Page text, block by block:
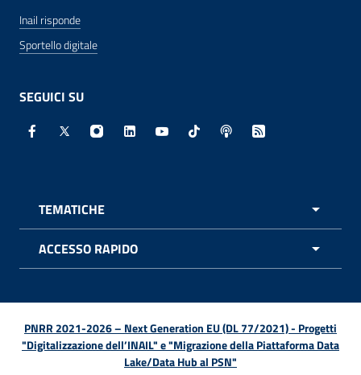
Inail risponde
Sportello digitale
SEGUICI SU
Facebook - Sito esterno - Apertura in nuova finestra
X - Sito esterno - Apertura in nuova finestra
Instagram - Sito esterno - Apertura in
Linkedin - Sito esterno - Apertura in
Youtube - Sito esterno -
TikTok - Sito esterno -
Spreaker - Sito
Feed RSS -
TEMATICHE
ACCESSO RAPIDO
PNRR 2021-2026 – Next Generation EU (DL 77/2021) - Progetti
"Digitalizzazione dell’INAIL" e "Migrazione della Piattaforma Data
Lake/Data Hub al PSN"